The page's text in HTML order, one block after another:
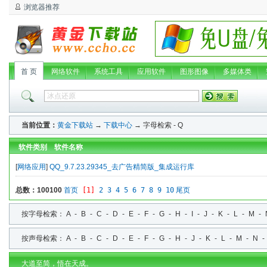
浏览器推荐
首 页 网络软件 系统工具 应用软件 图形图像 多媒体类
当前位置： 黄金下载站 → 下载中心 → 字母检索 - Q
软件类别 软件名称
[网络应用] QQ_9.7.23.29345_去广告精简版_集成运行库
总数：100100 首页 [1] 2 3 4 5 6 7 8 9 10 尾页
按字母检索： A- B - C - D - E - F - G - H - - J - K - L - M -
按声母检索： A- B - C - D - E - F - G - H - J - K - L - M - N
大道至简，悟在天成。